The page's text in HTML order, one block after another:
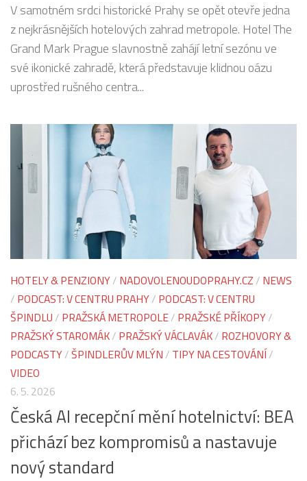
V samotném srdci historické Prahy se opět otevře jedna
z nejkrásnějších hotelových zahrad metropole. Hotel The
Grand Mark Prague slavnostně zahájí letní sezónu ve
své ikonické zahradě, která představuje klidnou oázu
uprostřed rušného centra...
HOTELY & PENZIONY/ NADOVOLENOUDOPRAHY.CZ / NEWS
/ PODCAST: V CENTRU PRAHY/ PODCAST: V CENTRU
ŠPINDLU / PRAŽSKÁ METROPOLE/ PRAŽSKÉ PŘÍKOPY/
PRAŽSKÝ STAROMÁK/ PRAŽSKÝ VÁCLAVÁK/ ROZHOVORY &
PODCASTY/ŠPINDLERŮV MLÝN / TIPY NA CESTOVÁNÍ/
VIDEO
6. 5. 2026
Česká AI recepční mění hotelnictví: BEA
přichází bez kompromisů a nastavuje
nový standard